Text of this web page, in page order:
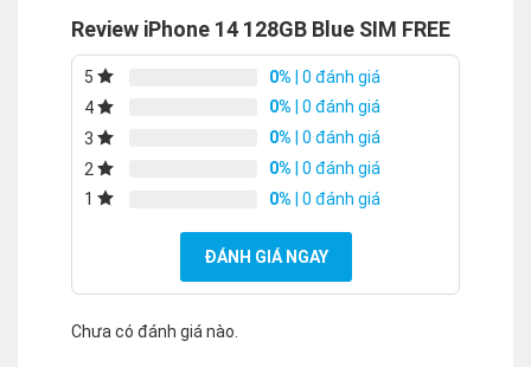
Review iPhone 14 128GB Blue SIM FREE
5 0% | 0 đánh giá
4
0% | 0 đánh giá
3
0% | 0 đánh giá
2
0% | 0 đánh giá
1
0% | 0 đánh giá
ĐÁNH GIÁ NGAY
Chưa có đánh giá nào.